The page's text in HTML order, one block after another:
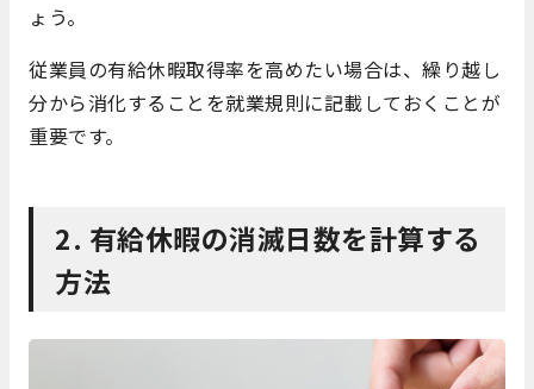
ょう。
従業員の有給休暇取得率を高めたい場合は、繰り越し
分から消化することを就業規則に記載しておくことが
重要です。
2. 有給休暇の消滅日数を計算する
方法